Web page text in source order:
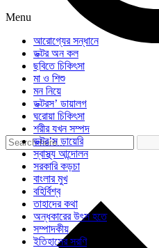
Menu
আরোগ্যের সন্ধানে
ডক্টর অন কল
ছবিতে চিকিৎসা
মা ও শিশু
মন নিয়ে
ডক্টরস’ ডায়ালগ
ঘরোয়া চিকিৎসা
শরীর যখন সম্পদ
ডক্টর’স ডায়েরি
স্বাস্থ্য আন্দোলন
সরকারি কড়চা
বাংলার মুখ
বহির্বিশ্ব
তাহাদের কথা
অন্ধকারের উৎস হতে
সম্পাদকীয়
ইতিহাসের সরণি